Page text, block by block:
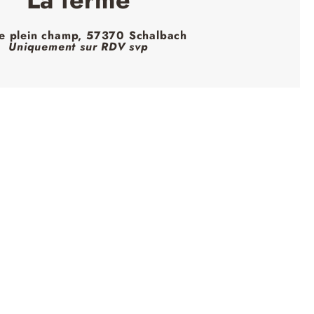
plein champ, 57370 Schalbach
Uniquement sur RDV svp